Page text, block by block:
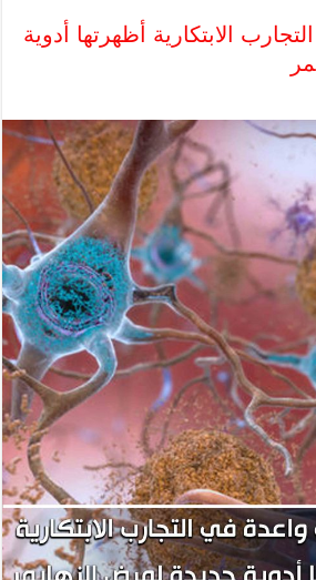
الابتكارية أظهرتها أدوية